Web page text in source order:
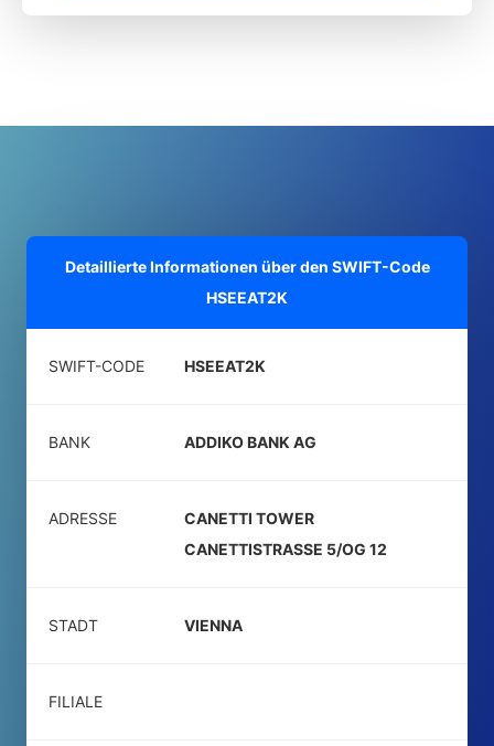
Detaillierte Informationen über den SWIFT-Code
HSEEAT2K
SWIFT-CODE HSEEAT2K
BANK ADDIKO BANK AG
ADRESSE
CANETTI TOWER
CANETTISTRASSE 5/OG 12
STADT VIENNA
FILIALE